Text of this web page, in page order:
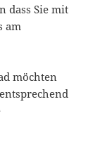
dass Sie mit
am
möchten